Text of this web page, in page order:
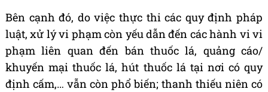
Bên cạnh đó, do việc thực thi các quy định pháp
luật, xử lý vi phạm còn yếu dẫn đến các hành vi vi
phạm liên quan đến bán thuốc lá, quảng cáo/
khuyến mại thuốc lá, hút thuốc lá tại nơi có quy
định cấm,… vẫn còn phổ biến; thanh thiếu niên có